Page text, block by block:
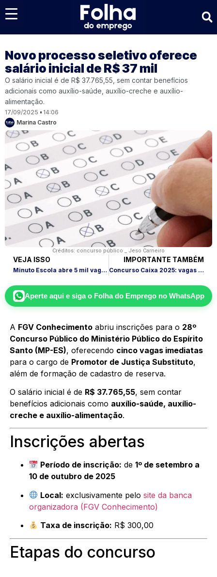
Novo processo seletivo oferece
salário inicial de R$ 37 mil
O salário inicial é de R$ 37.765,55, sem contar benefícios
adicionais como auxílio-saúde, auxílio-creche e auxílio-
alimentação.
17/09/2025
14:06
Marina Castro
Créditos: concurso público _ Jeso Carneiro
VEJA ISSO
Minuto Escola abre 5 mil vagas gratuitas para educadores em 2025
IMPORTANTE TAMBÉM
Concurso Caixa 2025: vagas de nível médio e superior em todo o Brasil
Aperte aqui e siga o Folha do Empregono WhatsApp
A FGV Conhecimento abriu inscrições para o 28º
Concurso Público do Ministério Público do Espírito
Santo (MP-ES), oferecendo cinco vagas imediatas
para o cargo de Promotor de Justiça Substituto,
além de formação de cadastro de reserva.
O salário inicial é de R$ 37.765,55, sem contar
benefícios adicionais como auxílio-saúde, auxílio-
creche e auxílio-alimentação.
Inscrições abertas
Período de inscrição: de1º de setembro a
10 de outubro de 2025
Local: exclusivamente pelosite da banca
organizadora (FGV Conhecimento)
Taxa de inscrição: R$ 300,00
Etapas do concurso